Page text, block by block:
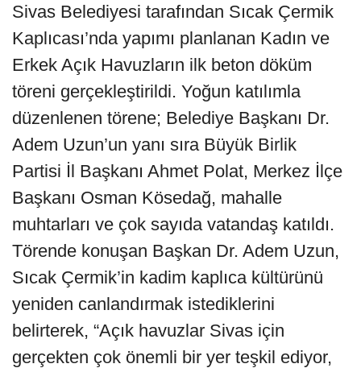
Sivas Belediyesi tarafından Sıcak Çermik
Kaplıcası’nda yapımı planlanan Kadın ve
Erkek Açık Havuzların ilk beton döküm
töreni gerçekleştirildi. Yoğun katılımla
düzenlenen törene; Belediye Başkanı Dr.
Adem Uzun’un yanı sıra Büyük Birlik
Partisi İl Başkanı Ahmet Polat, Merkez İlçe
Başkanı Osman Kösedağ, mahalle
muhtarları ve çok sayıda vatandaş katıldı.
Törende konuşan Başkan Dr. Adem Uzun,
Sıcak Çermik’in kadim kaplıca kültürünü
yeniden canlandırmak istediklerini
belirterek, “Açık havuzlar Sivas için
gerçekten çok önemli bir yer teşkil ediyor,